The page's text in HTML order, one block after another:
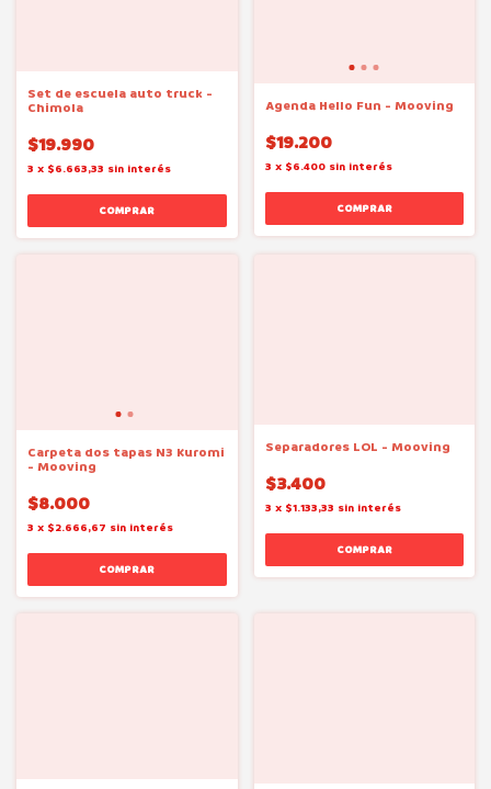
Set de escuela auto truck -
Chimola
$19.990
3 x $6.663,33 sin interés
Agenda Hello Fun - Mooving
$19.200
3 x $6.400 sin interés
Carpeta dos tapas N3 Kuromi
- Mooving
$8.000
3 x $2.666,67 sin interés
Separadores LOL - Mooving
$3.400
3 x $1.133,33 sin interés